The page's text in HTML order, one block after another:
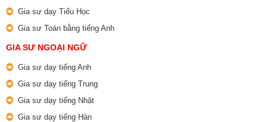
Gia sư dạy Tiểu Học
Gia sư Toán bằng tiếng Anh
GIA SƯ NGOẠI NGỮ
Gia sư dạy tiếng Anh
Gia sư dạy tiếng Trung
Gia sư dạy tiếng Nhật
Gia sư dạy tiếng Hàn